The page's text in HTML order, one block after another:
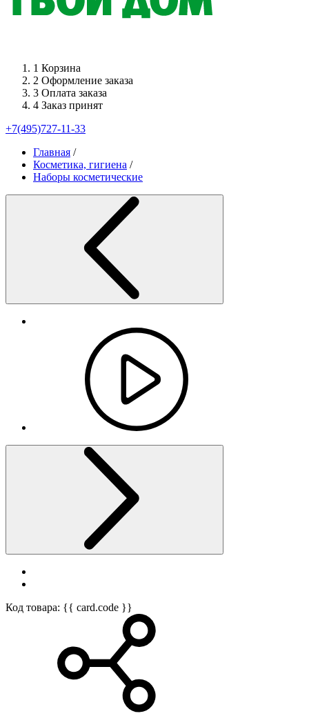
1 Корзина
2 Оформление заказа
3 Оплата заказа
4 Заказ принят
+7(495)727-11-33
Главная /
Косметика, гигиена /
Наборы косметические
Код товара: {{ card.code }}